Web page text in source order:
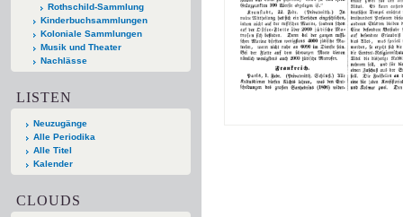
Rothschild-Sammlung
Kinderbuchsammlungen
Koloniale Sammlungen
Musik und Theater
Nachlässe
LISTEN
Neuzugänge
Alle Periodika
Alle Titel
Kalender
CLOUDS